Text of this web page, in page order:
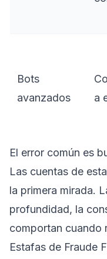
Bots
avanzados
a
El error común es
Las cuentas de
la primera mirada.
profundidad, la
comportan cuando
Estafas de Fraude